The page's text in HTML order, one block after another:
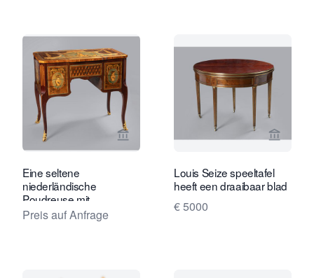
Verkaeuferseite von Daatselaar Fine
Eine seltene
niederländische
Poudreuse mit
atemberaubender
Preis auf Anfrage
Louis Seize speeltafel
heeft een draaibaar blad
€ 5000